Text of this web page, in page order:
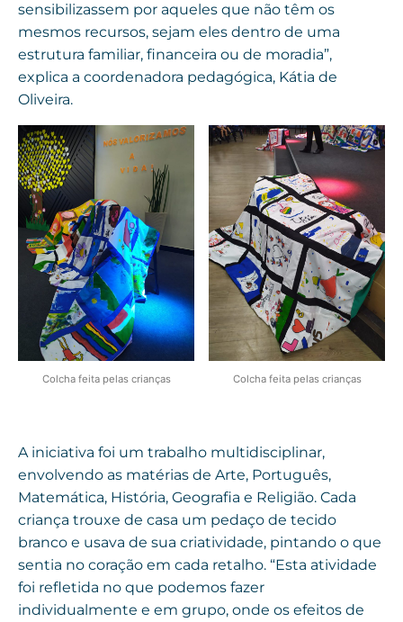
sensibilizassem por aqueles que não têm os
mesmos recursos, sejam eles dentro de uma
estrutura familiar, financeira ou de moradia”,
explica a coordenadora pedagógica, Kátia de
Oliveira.
Colcha feita pelas crianças Colcha feita pelas crianças
A iniciativa foi um trabalho multidisciplinar,
envolvendo as matérias de Arte, Português,
Matemática, História, Geografia e Religião. Cada
criança trouxe de casa um pedaço de tecido
branco e usava de sua criatividade, pintando o que
sentia no coração em cada retalho. “Esta atividade
foi refletida no que podemos fazer
individualmente e em grupo, onde os efeitos de